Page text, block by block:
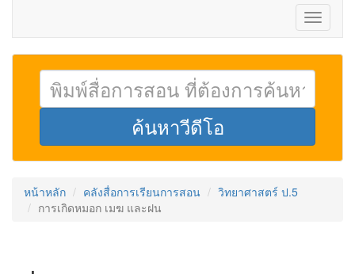
Toggle
หน้าหลัก คลังสื่อการเรียนการสอน
วิทยาศาสตร์ ป.5
การเกิดหมอก เมฆ และฝน